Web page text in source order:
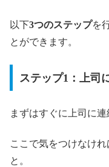
以下3つのステップを
とができます。
ステップ1：上司
まずはすぐに上司に連
ここで気をつけなけれ
と。